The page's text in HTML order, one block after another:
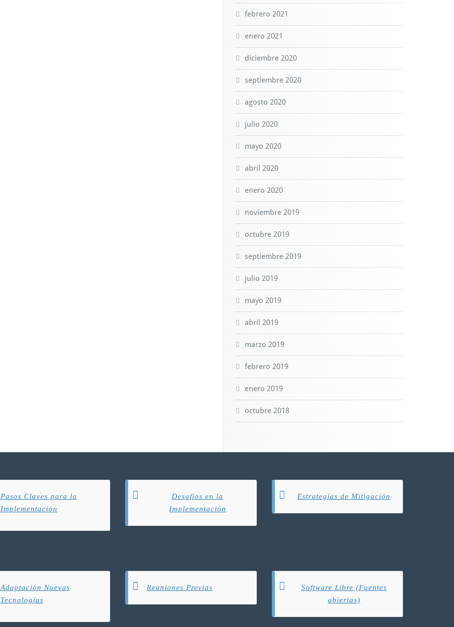
febrero 2021
enero 2021
diciembre 2020
septiembre 2020
agosto 2020
julio 2020
mayo 2020
abril 2020
enero 2020
noviembre 2019
octubre 2019
septiembre 2019
julio 2019
mayo 2019
abril 2019
marzo 2019
febrero 2019
enero 2019
octubre 2018
Pasos Claves para la
Implementación
Desafíos en la
Implementación
Estrategias de Mitigación
Adaptación Nuevas
Tecnologías
Reuniones Previas
Software Libre (Fuentes
abiertas)